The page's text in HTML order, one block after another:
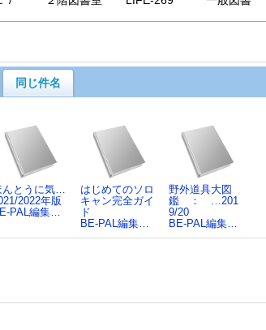
同じ件名
んとうに気…
2022年版
PAL編集…
はじめてのソロ
キャン完全ガイ
ド
BE-PAL編集…
野外道具大図
鑑 ： …201
9/20
BE-PAL編集…